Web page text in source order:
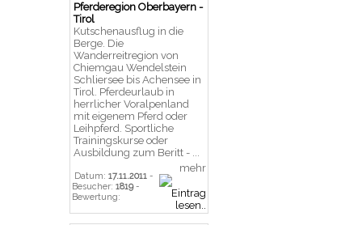
Pferderegion Oberbayern -
Tirol
Kutschenausflug in die
Berge. Die
Wanderreitregion von
Chiemgau Wendelstein
Schliersee bis Achensee in
Tirol. Pferdeurlaub in
herrlicher Voralpenland
mit eigenem Pferd oder
Leihpferd. Sportliche
Trainingskurse oder
Ausbildung zum Beritt - ...
Datum: 17.11.2011 -
Besucher: 1819-
Bewertung:
mehr